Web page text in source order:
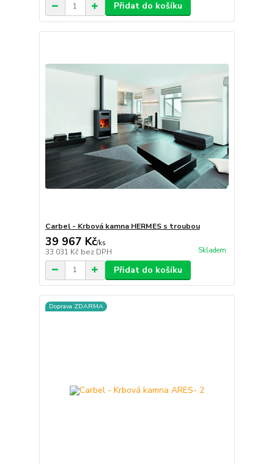
Přidat do košíku
Carbel - Krbová kamna HERMES s troubou
39 967 Kč/ks
33 031 Kč bez DPH Skladem
Přidat do košíku
Doprava ZDARMA